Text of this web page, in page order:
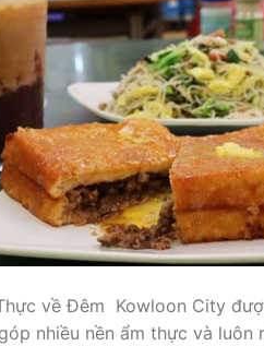
về Đêm Kowloon City
nhiều nền ẩm thực và